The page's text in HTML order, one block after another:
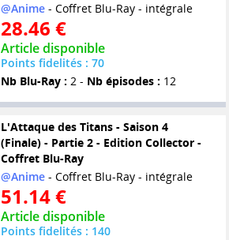
@Anime- Coffret Blu-Ray - intégrale
28.46 €
Article disponible
Points fidelités : 70
Nb Blu-Ray : 2 - Nb épisodes : 12
L'Attaque des Titans - Saison 4
(Finale) - Partie 2 - Edition Collector -
Coffret Blu-Ray
@Anime- Coffret Blu-Ray - intégrale
51.14 €
Article disponible
Points fidelités : 140